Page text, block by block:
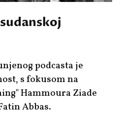
podcasta je
s fokusom na
Hammoura Ziade
Abbas.